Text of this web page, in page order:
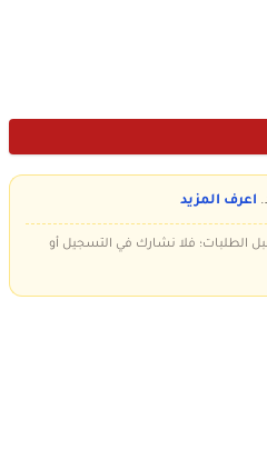
اعرف المزيد
الطلبات؛ فلا نشارك في التسجيل أو